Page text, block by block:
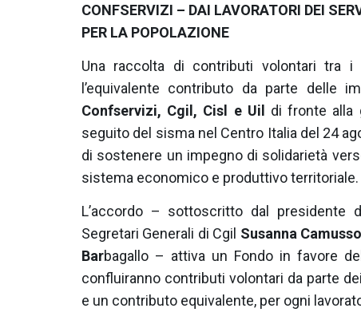
CONFSERVIZI – DAI LAVORATORI DEI
PER LA POPOLAZIONE
Una raccolta di contributi volontari tra i
l’equivalente contributo da parte delle
Confservizi, Cgil, Cisl e Uil di fronte alla
seguito del sisma nel Centro Italia del 24
di sostenere un impegno di solidarietà
sistema economico e produttivo territoriale.
L’accordo – sottoscritto dal presidente
Segretari Generali di Cgil Susanna
Barbagallo – attiva un Fondo in favore
confluiranno contributi volontari da parte
e un contributo equivalente, per ogni